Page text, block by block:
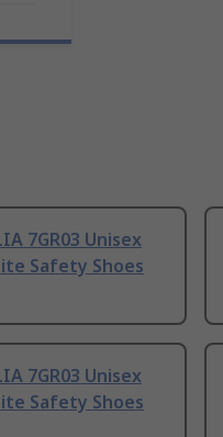
7GR03 Unisex
Safety Shoes
7GR03 Unisex
Safety Shoes